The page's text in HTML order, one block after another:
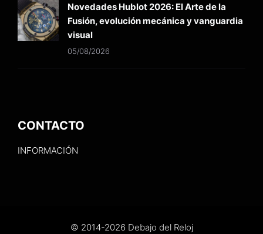
Novedades Hublot 2026: El Arte de la
Fusión, evolución mecánica y vanguardia
visual
05/08/2026
CONTACTO
INFORMACIÓN
© 2014-2026 Debajo del Reloj